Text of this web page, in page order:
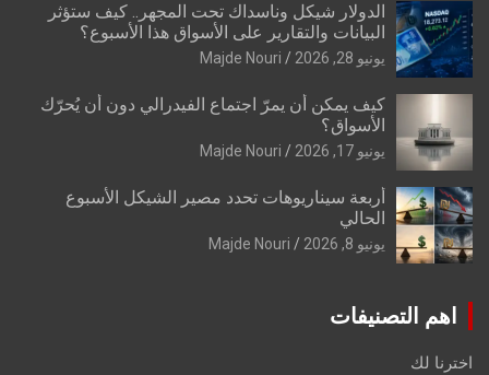
الدولار شيكل وناسداك تحت المجهر.. كيف ستؤثر
البيانات والتقارير على الأسواق هذا الأسبوع؟
يونيو 28, 2026 Majde Nouri
كيف يمكن أن يمرّ اجتماع الفيدرالي دون أن يُحرّك
الأسواق؟
يونيو 17, 2026 Majde Nouri
أربعة سيناريوهات تحدد مصير الشيكل الأسبوع
الحالي
يونيو 8, 2026 Majde Nouri
اهم التصنيفات
اخترنا لك